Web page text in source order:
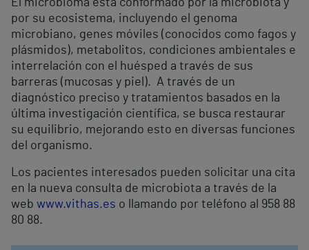
El microbioma está conformado por la microbiota y
por su ecosistema, incluyendo el genoma
microbiano, genes móviles (conocidos como fagos y
plásmidos), metabolitos, condiciones ambientales e
interrelación con el huésped a través de sus
barreras (mucosas y piel). A través de un
diagnóstico preciso y tratamientos basados en la
última investigación científica, se busca restaurar
su equilibrio, mejorando esto en diversas funciones
del organismo.
Los pacientes interesados pueden solicitar una cita
en la nueva consulta de microbiota a través de la
web www.vithas.es o llamando por teléfono al 958 88
80 88.